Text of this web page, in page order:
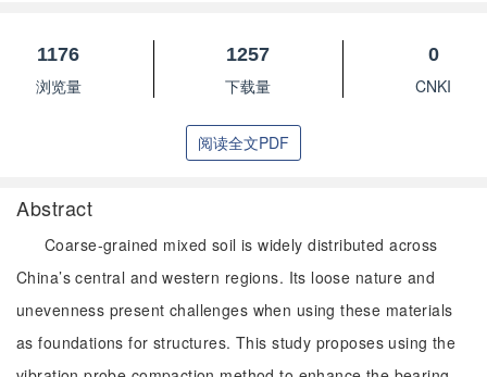
1176
浏览量
1257
下载量
0
CNKI
阅读全文PDF
Abstract
Coarse-grained mixed soil is widely distributed across
China’s central and western regions. Its loose nature and
unevenness present challenges when using these materials
as foundations for structures. This study proposes using the